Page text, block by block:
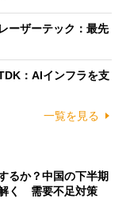
ーザーテック：最先
：AIインフラを支
一覧を見る
るか？中国の下半期
く 需要不足対策